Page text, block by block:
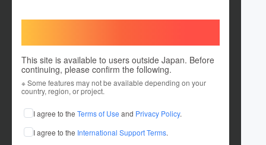
This site is available to users outside Japan. Before
continuing, please confirm the following.
※ Some features may not be available depending on your
country, region, or project.
I agree to the Terms of Use and Privacy Policy.
I agree to the International Support Terms.
Sarry's Club
これまでに2回支援して1件のプロジェクトを投稿しています
在住国：日本 現在地：茨城県